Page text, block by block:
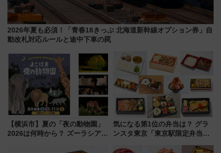
2026年夏も必須！「青春18きっぷ 北海道新幹線オプション券」自
動改札対応ルールと途中下車の罠
【横浜市】夏の「夜の動物園」
2026は何時から？ ズーラシア・
気になる第1位の弁当は？ グラ
ンスタ東京「東京駅限定弁当